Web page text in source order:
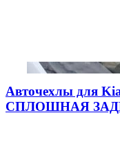
Авточехлы для
СПЛОШНАЯ